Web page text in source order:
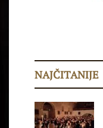
NAJČITANIJE